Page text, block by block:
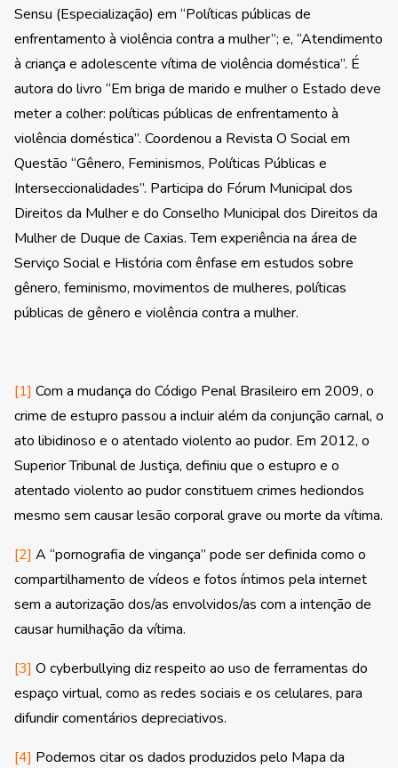
Sensu (Especialização) em “Políticas públicas de
enfrentamento à violência contra a mulher”; e, “Atendimento
à criança e adolescente vítima de violência doméstica”. É
autora do livro “Em briga de marido e mulher o Estado deve
meter a colher: políticas públicas de enfrentamento à
violência doméstica”. Coordenou a Revista O Social em
Questão “Gênero, Feminismos, Políticas Públicas e
Interseccionalidades”. Participa do Fórum Municipal dos
Direitos da Mulher e do Conselho Municipal dos Direitos da
Mulher de Duque de Caxias. Tem experiência na área de
Serviço Social e História com ênfase em estudos sobre
gênero, feminismo, movimentos de mulheres, políticas
públicas de gênero e violência contra a mulher.
[1] Com a mudança do Código Penal Brasileiro em 2009, o
crime de estupro passou a incluir além da conjunção carnal, o
ato libidinoso e o atentado violento ao pudor. Em 2012, o
Superior Tribunal de Justiça, definiu que o estupro e o
atentado violento ao pudor constituem crimes hediondos
mesmo sem causar lesão corporal grave ou morte da vítima.
[2] A “pornografia de vingança” pode ser definida como o
compartilhamento de vídeos e fotos íntimos pela internet
sem a autorização dos/as envolvidos/as com a intenção de
causar humilhação da vítima.
[3] O cyberbullying diz respeito ao uso de ferramentas do
espaço virtual, como as redes sociais e os celulares, para
difundir comentários depreciativos.
[4] Podemos citar os dados produzidos pelo Mapa da